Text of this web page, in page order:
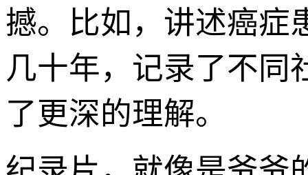
撼。比如，讲述癌症
几十年，记录了不同
了更深的理解。